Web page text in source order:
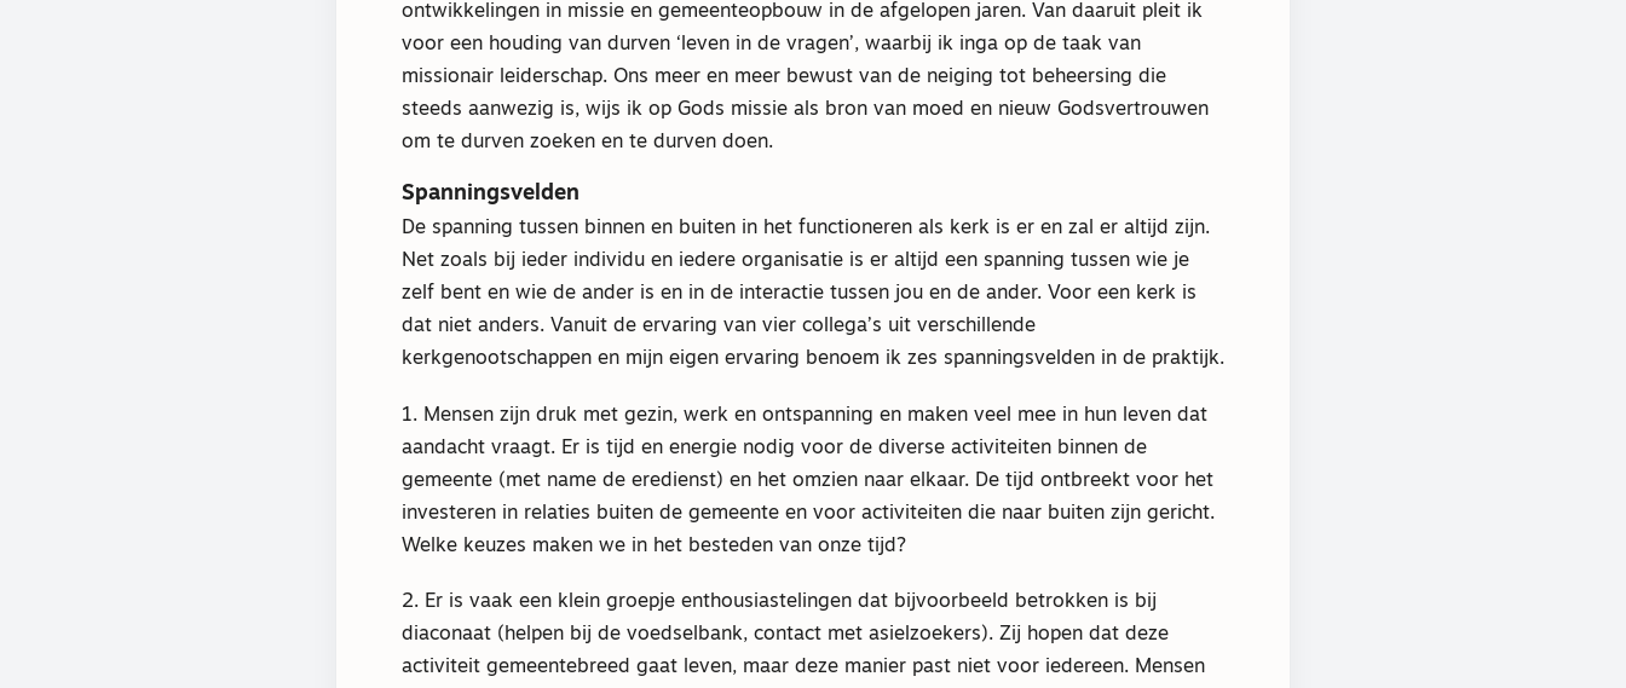
ontwikkelingen in missie en gemeenteopbouw in de afgelopen jaren. Van daaruit pleit ik
voor een houding van durven ‘leven in de vragen’, waarbij ik inga op de taak van
missionair leiderschap. Ons meer en meer bewust van de neiging tot beheersing die
steeds aanwezig is, wijs ik op Gods missie als bron van moed en nieuw Godsvertrouwen
om te durven zoeken en te durven doen.
Spanningsvelden
De spanning tussen binnen en buiten in het functioneren als kerk is er en zal er altijd zijn.
Net zoals bij ieder individu en iedere organisatie is er altijd een spanning tussen wie je
zelf bent en wie de ander is en in de interactie tussen jou en de ander. Voor een kerk is
dat niet anders. Vanuit de ervaring van vier collega’s uit verschillende
kerkgenootschappen en mijn eigen ervaring benoem ik zes spanningsvelden in de praktijk.
1. Mensen zijn druk met gezin, werk en ontspanning en maken veel mee in hun leven dat
aandacht vraagt. Er is tijd en energie nodig voor de diverse activiteiten binnen de
gemeente (met name de eredienst) en het omzien naar elkaar. De tijd ontbreekt voor het
investeren in relaties buiten de gemeente en voor activiteiten die naar buiten zijn gericht.
Welke keuzes maken we in het besteden van onze tijd?
2. Er is vaak een klein groepje enthousiastelingen dat bijvoorbeeld betrokken is bij
diaconaat (helpen bij de voedselbank, contact met asielzoekers). Zij hopen dat deze
activiteit gemeentebreed gaat leven, maar deze manier past niet voor iedereen. Mensen